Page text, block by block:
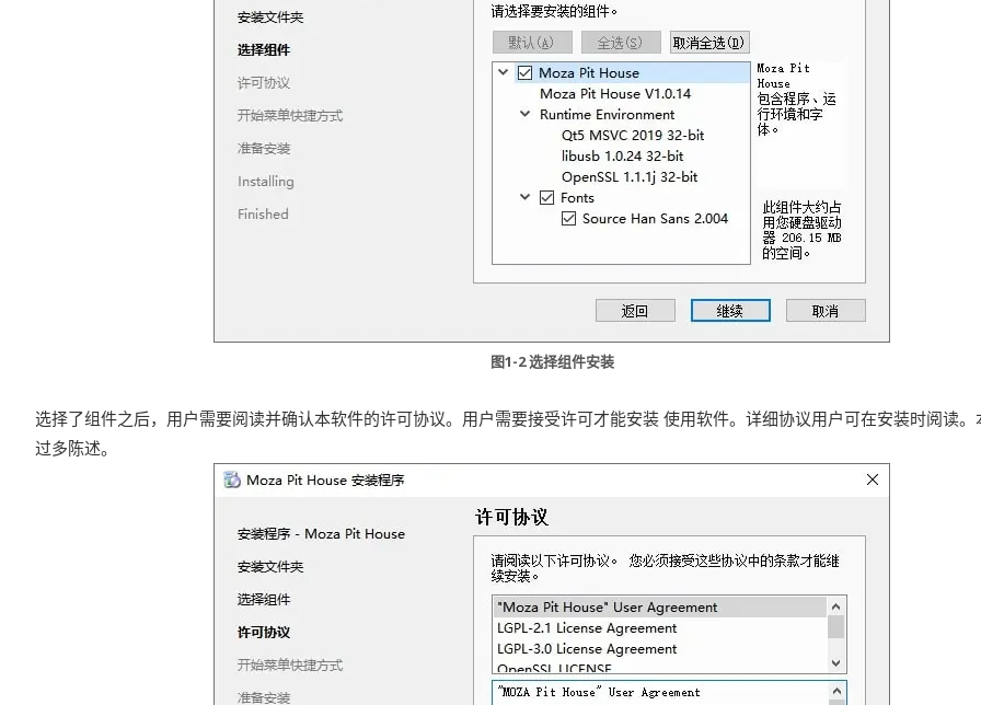
图1-2 选择组件安装
选择了组件之后，用户需要阅读并确认本软件的许可协议。用户需要接受许可才能安装 使用软件。详细协议用户可在安装时阅读。
过多陈述。